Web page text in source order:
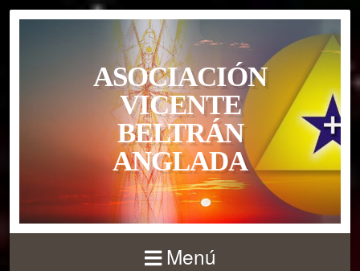
ASOCIACIÓN
VICENTE
BELTRÁN
ANGLADA
Menú